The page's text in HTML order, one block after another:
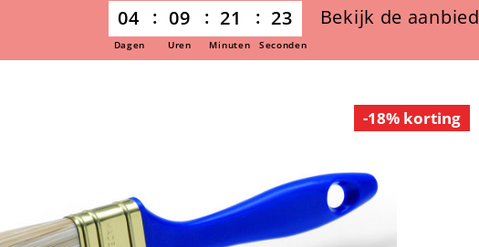
04 09 21 22
Dagen Uren Minuten Seconden
Bekijk de
-18% korting